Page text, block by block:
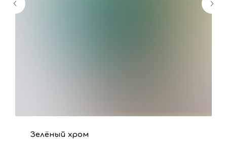
Зелёный хром